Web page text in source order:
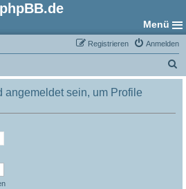
phpBB.de
Menü
Anmelden
Registrieren
u
angemeldet sein, um Profile